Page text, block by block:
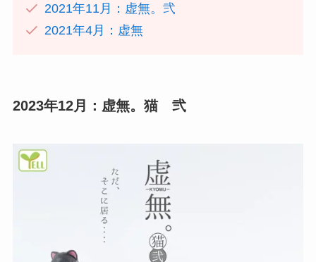
2021年11月：虚無。弐
2021年4月：虚無
2023年12月： 虚無。猫 弐